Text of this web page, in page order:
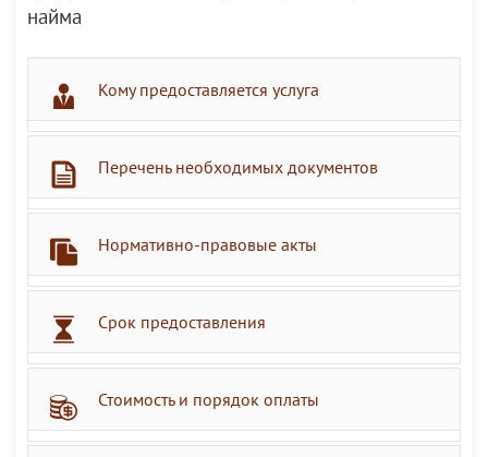
найма
Кому предоставляется услуга
Перечень необходимых документов
Нормативно-правовые акты
Срок предоставления
Стоимость и порядок оплаты